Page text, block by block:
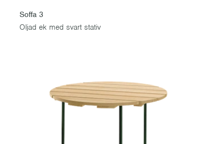
Soffa 3
Oljad ek med svart stativ